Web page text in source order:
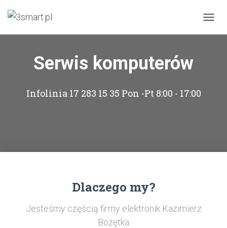
Serwis komputerów
Infolinia 17 283 15 35 Pon -Pt 8:00 - 17:00
Dlaczego my?
Jesteśmy częścią firmy elektronik Kazimierz
Bożętka